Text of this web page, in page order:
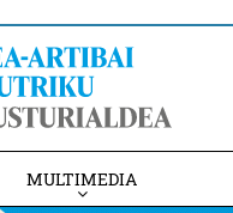
MULTIMEDIA